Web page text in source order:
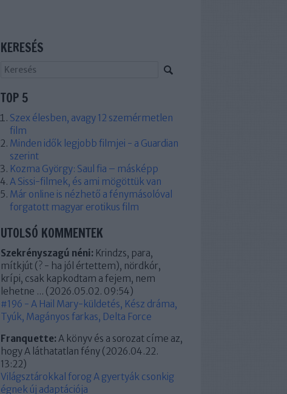
KERESÉS
TOP 5
Szex élesben, avagy 12 szemérmetlen
film
Minden idők legjobb filmjei - a Guardian
szerint
Kozma György: Saul fia – másképp
A Sissi-filmek, és ami mögöttük van
Már online is nézhető a fénymásolóval
forgatott magyar erotikus film
UTOLSÓ KOMMENTEK
Szekrényszagú néni: Krindzs, para,
mítkjút (? - ha jól értettem), nördkór,
krípi, csak kapkodtam a fejem, nem
lehetne ... (2026.05.02. 09:54)
#196 - A Hail Mary-küldetés, Kész dráma,
Tyúk, Magányos farkas, Delta Force
Franquette: A könyv és a sorozat címe az,
hogy A láthatatlan fény (2026.04.22.
13:22)
Világsztárokkal forog A gyertyák csonkig
égnek új adaptációja